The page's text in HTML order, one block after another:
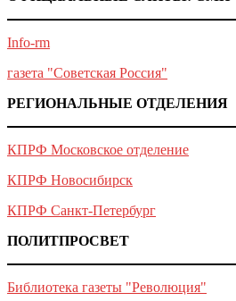
Info-rm
газета "Советская Россия"
РЕГИОНАЛЬНЫЕ ОТДЕЛЕНИЯ
КПРФ Московское отделение
КПРФ Новосибирск
КПРФ Санкт-Петербург
ПОЛИТПРОСВЕТ
Библиотека газеты "Революция"